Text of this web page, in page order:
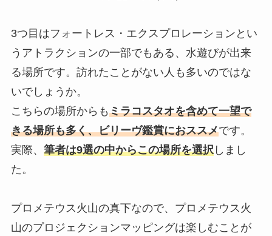
3つ目はフォートレス・エクスプロレーションとい
うアトラクションの一部でもある、水遊びが出来
る場所です。訪れたことがない人も多いのではな
いでしょうか。
こちらの場所からもミラコスタオを含めて一望で
きる場所も多く、ビリーヴ鑑賞におススメです。
実際、 筆者は9選の中からこの場所を選択しまし
た。
プロメテウス火山の真下なので、プロメテウス火
山のプロジェクションマッピングは楽しむことが